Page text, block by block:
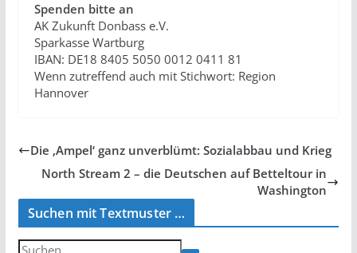
Spenden bitte an
AK Zukunft Donbass e.V.
Sparkasse Wartburg
IBAN: DE18 8405 5050 0012 0411 81
Wenn zutreffend auch mit Stichwort: Region
Hannover
Die ‚Ampel‘ ganz unverblümt: Sozialabbau und Krieg
North Stream 2 – die Deutschen auf Betteltour in
Washington
Suchen mit Textmuster …